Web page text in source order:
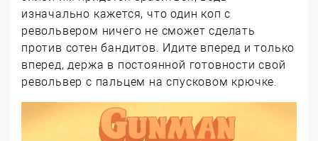
изначально кажется, что один коп с
револьвером ничего не сможет сделать
против сотен бандитов. Идите вперед и только
вперед, держа в постоянной готовности свой
револьвер с пальцем на спусковом крючке.